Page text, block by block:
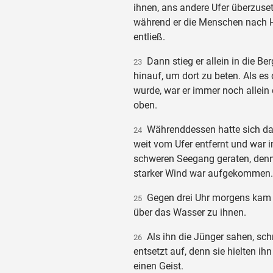
ihnen, ans andere Ufer
während er die Menschen nach
entließ.
23Dann stieg er allein in die
hinauf, um dort zu beten. Als es
wurde, war er immer noch allein
oben.
24Währenddessen hatte sich
weit vom Ufer entfernt und war
schweren Seegang geraten,
starker Wind war aufgekommen.
25Gegen drei Uhr morgens
über das Wasser zu ihnen.
26Als ihn die Jünger sahen,
entsetzt auf, denn sie hielten
einen Geist.